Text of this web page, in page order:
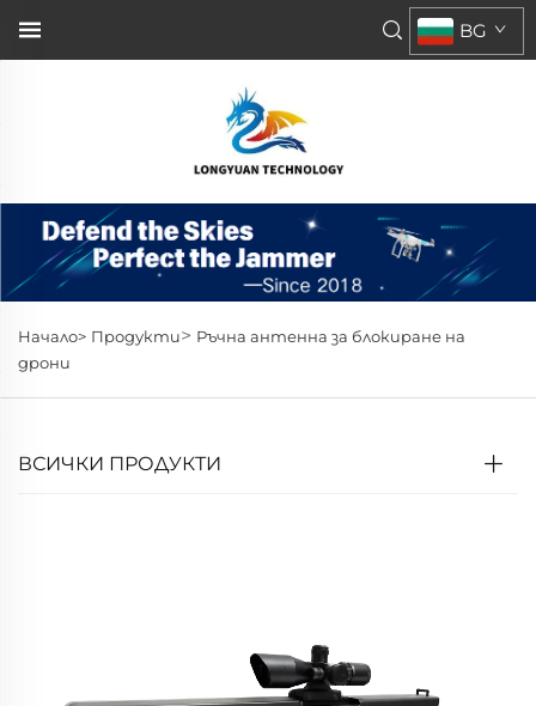
BG
Начало> Продукти> Ръчна антенна за блокиране на
дрони
ВСИЧКИ ПРОДУКТИ